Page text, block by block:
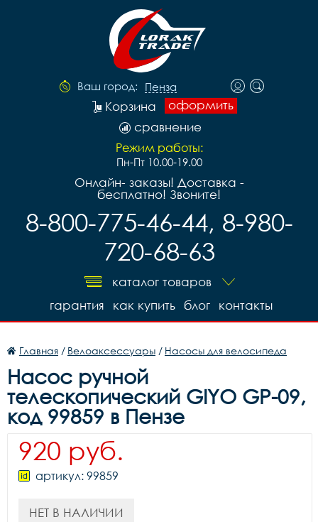
Ваш город: Пенза
оформить
Корзина
сравнение
Режим работы:
Пн-Пт 10.00-19.00
Онлайн- заказы! Доставка -
бесплатно! Звоните!
8-800-775-46-44, 8-980-
720-68-63
каталог товаров
контакты
блог
как купить
гарантия
Главная / Велоаксессуары / Насосы для велосипеда
Насос ручной
телескопический GIYO GP-09,
код 99859 в Пензе
920 руб.
артикул: 99859
НЕТ В НАЛИЧИИ